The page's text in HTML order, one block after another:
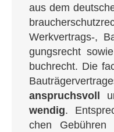
aus dem
Werkvertrags‑,
gungs­recht
buch­recht. Die
anspruchs­voll
wen­dig.
chen Gebüh­ren